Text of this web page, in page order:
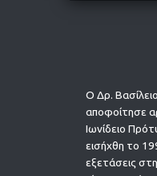
Ο Δρ.
αποφοίτησε
Ιωνίδειο
εισήχθη το
εξετάσεις